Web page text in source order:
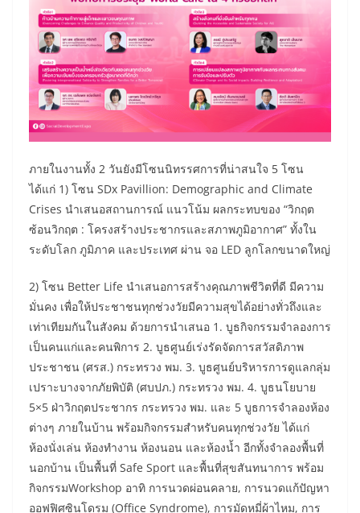
​ภายในงานทั้ง 2 วันยังมีโซนนิทรรศการที่น่าสนใจ 5 โซน
ได้แก่ 1) โซน SDx Pavillion: Demographic and Climate
Crises นำเสนอสถานการณ์ แนวโน้ม ผลกระทบของ “วิกฤต
ซ้อนวิกฤต : โครงสร้างประชากรและสภาพภูมิอากาศ” ทั้งใน
ระดับโลก ภูมิภาค และประเทศ ผ่าน จอ LED ลูกโลกขนาดใหญ่
2) โซน Better Life นำเสนอการสร้างคุณภาพชีวิตที่ดี มีความ
มั่นคง เพื่อให้ประชาชนทุกช่วงวัยมีความสุขได้อย่างทั่วถึงและ
เท่าเทียมกันในสังคม ด้วยการนำเสนอ 1. บูธกิจกรรมจำลองการ
เป็นคนแก่และคนพิการ 2. บูธศูนย์เร่งรัดจัดการสวัสดิภาพ
ประชาชน (ศรส.) กระทรวง พม. 3. บูธศูนย์บริหารการดูแลกลุ่ม
เปราะบางจากภัยพิบัติ (ศบปภ.) กระทรวง พม. 4. บูธนโยบาย
5×5 ฝ่าวิกฤตประชากร กระทรวง พม. และ 5 บูธการจำลองห้อง
ต่างๆ ภายในบ้าน พร้อมกิจกรรมสำหรับคนทุกช่วงวัย ได้แก่
ห้องนั่งเล่น ห้องทำงาน ห้องนอน และห้องน้ำ อีกทั้งจำลองพื้นที่
นอกบ้าน เป็นพื้นที่ Safe Sport และพื้นที่สุขสันทนาการ พร้อม
กิจกรรมWorkshop อาทิ การนวดผ่อนคลาย, การนวดแก้ปัญหา
ออฟฟิศซินโดรม (Office Syndrome), การมัดหมี่ผ้าไหม, การ